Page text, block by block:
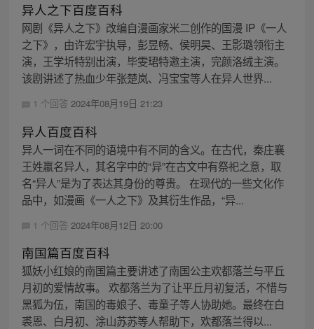
异人之下百度百科
网剧《异人之下》改编自漫画家米二创作的国漫 IP《一人
之下》，由许宏宇执导，彭昱畅、侯明昊、王影璐领衔主
演，王学圻特别出演，毕雯珺特邀主演，完颜洛绒主演。
该剧讲述了热血少年张楚岚、冯宝宝等人在异人世界...
1 个回答 2024年08月19日 21:23
异人百度百科
异人一词在不同的语境中有不同的含义。在古代，秦庄襄
王姓嬴名异人，其名字中的“异”在古文中有祭祀之意，取
名“异人”是为了表达其身份的尊贵。 在现代的一些文化作
品中，如漫画《一人之下》及其衍生作品，“异...
1 个回答 2024年08月12日 20:00
南国篇百度百科
狐妖小红娘的南国篇主要讲述了南国公主欢都落兰与平丘
月初的爱情故事。 欢都落兰为了让平丘月初复活，不惜与
黑狐为伍，南国的毒娘子、毒童子等人协助她。最终在白
裘恩、白月初、涂山苏苏等人帮助下，欢都落兰得以...